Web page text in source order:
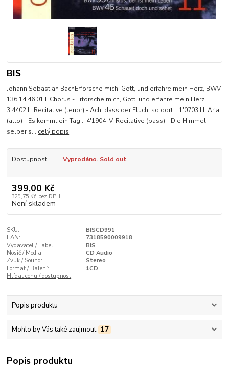
BIS
Johann Sebastian BachErforsche mich, Gott, und erfahre mein Herz, BWV
136 14'46 01 I. Chorus - Erforsche mich, Gott, und erfahre mein Herz...
3'4402 II. Recitative (tenor) - Ach, dass der Fluch, so dort... 1'0703 III. Aria
(alto) - Es kommt ein Tag… 4'1904 IV. Recitative (bass) - Die Himmel
selber s... celý popis
Dostupnost Vyprodáno. Sold out
399,00 Kč
329,75 Kč bez DPH
Není skladem
SKU:
BISCD991
EAN:
7318590009918
Vydavatel / Label:
BIS
Nosič / Media:
CD Audio
Zvuk / Sound:
Stereo
Format / Balení:
1CD
Hlídat cenu / dostupnost
Popis produktu
Mohlo by Vás také zaujmout 17
Popis produktu